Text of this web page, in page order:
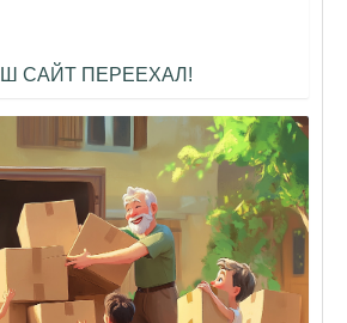
САЙТ ПЕРЕЕХАЛ!